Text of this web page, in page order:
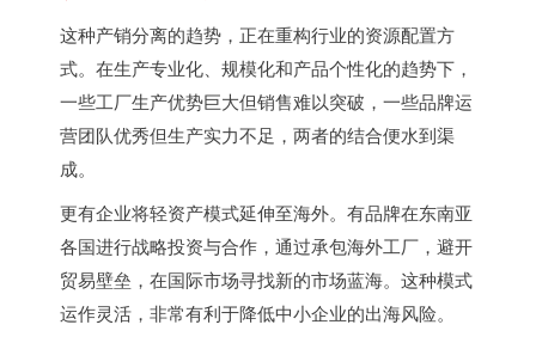
这种产销分离的趋势，正在重构行业的资源配置方
式。在生产专业化、规模化和产品个性化的趋势下，
一些工厂生产优势巨大但销售难以突破，一些品牌运
营团队优秀但生产实力不足，两者的结合便水到渠
成。
更有企业将轻资产模式延伸至海外。有品牌在东南亚
各国进行战略投资与合作，通过承包海外工厂，避开
贸易壁垒，在国际市场寻找新的市场蓝海。这种模式
运作灵活，非常有利于降低中小企业的出海风险。